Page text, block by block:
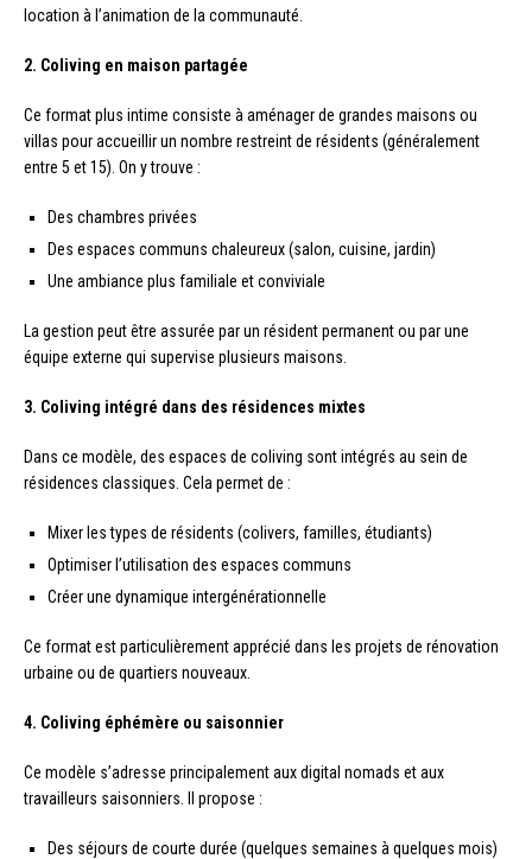
location à l’animation de la communauté.
2. Coliving en maison partagée
Ce format plus intime consiste à aménager de grandes maisons ou
villas pour accueillir un nombre restreint de résidents (généralement
entre 5 et 15). On y trouve :
Des chambres privées
Des espaces communs chaleureux (salon, cuisine, jardin)
Une ambiance plus familiale et conviviale
La gestion peut être assurée par un résident permanent ou par une
équipe externe qui supervise plusieurs maisons.
3. Coliving intégré dans des résidences mixtes
Dans ce modèle, des espaces de coliving sont intégrés au sein de
résidences classiques. Cela permet de :
Mixer les types de résidents (colivers, familles, étudiants)
Optimiser l’utilisation des espaces communs
Créer une dynamique intergénérationnelle
Ce format est particulièrement apprécié dans les projets de rénovation
urbaine ou de quartiers nouveaux.
4. Coliving éphémère ou saisonnier
Ce modèle s’adresse principalement aux digital nomads et aux
travailleurs saisonniers. Il propose :
Des séjours de courte durée (quelques semaines à quelques mois)